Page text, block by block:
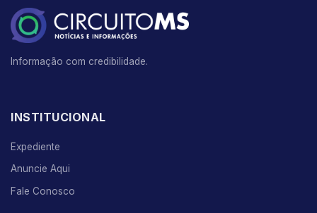
Informação com credibilidade.
INSTITUCIONAL
Expediente
Anuncie Aqui
Fale Conosco